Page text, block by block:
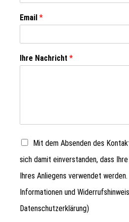
Email *
Ihre Nachricht *
Mit dem Absenden des
sich damit einverstanden, dass
Ihres Anliegens verwendet
Informationen und
Datenschutzerklärung)